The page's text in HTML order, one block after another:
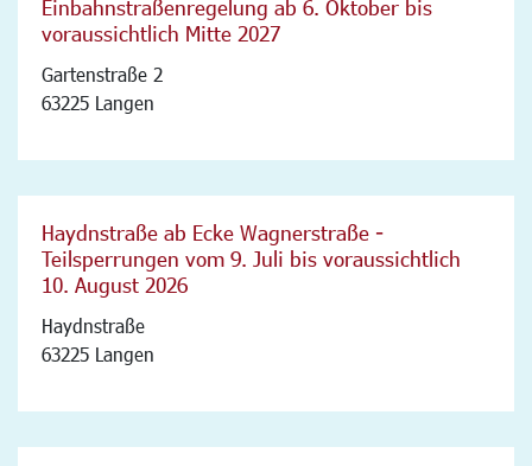
Einbahnstraßenregelung ab 6. Oktober bis
voraussichtlich Mitte 2027
Gartenstraße 2
63225 Langen
Haydnstraße ab Ecke Wagnerstraße -
Teilsperrungen vom 9. Juli bis voraussichtlich
10. August 2026
Haydnstraße
63225 Langen